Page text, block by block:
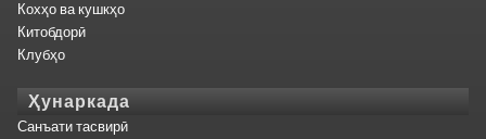
Кохҳо ва кушкҳо
Китобдорӣ
Клубҳо
Ҳунаркада
Санъати тасвирӣ